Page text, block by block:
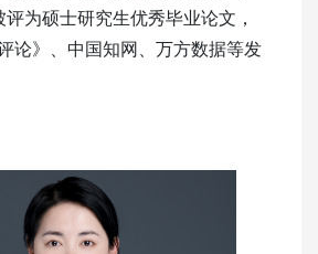
为硕士研究生优秀毕业论文，
论》、中国知网、万方数据等发